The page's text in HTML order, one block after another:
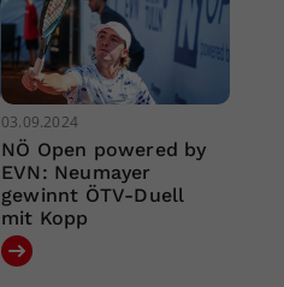
03.09.2024
NÖ Open powered by
EVN: Neumayer
gewinnt ÖTV-Duell
mit Kopp